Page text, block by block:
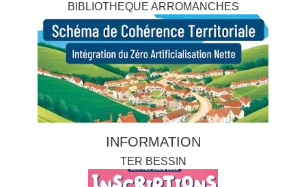
BIBLIOTHEQUE ARROMANCHES
INFORMATION
TER BESSIN